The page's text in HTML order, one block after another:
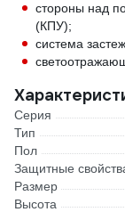
стороны над
(КПУ);
система
Серия
Тип
Пол
Защитные
Размер
Высота